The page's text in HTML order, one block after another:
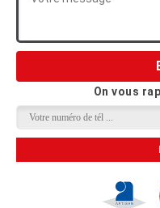
On vous